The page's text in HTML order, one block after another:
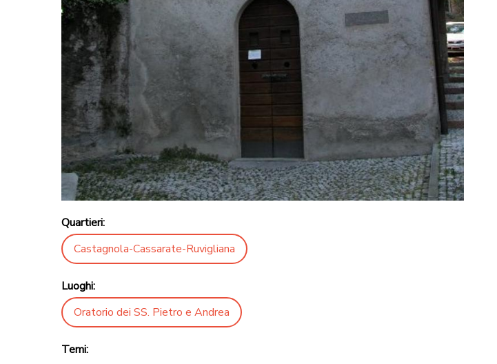
Quartieri:
Castagnola-Cassarate-Ruvigliana
Luoghi:
Oratorio dei SS. Pietro e Andrea
Temi: